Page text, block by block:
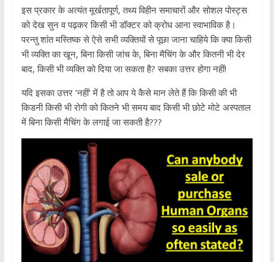
इस प्रकार के अत्यंत मूर्खतापूर्ण, तथ्य विहीन समाचारों और सोशल पोस्ट्स
को देख सुन व पढ़कर किसी भी डॉक्टर को क्रोध आना स्वाभाविक है।
परन्तु शांत मस्तिष्क से ऐसे सभी व्यक्तियों से पूछा जाना चाहिये कि क्या किसी
भी व्यक्ति का खून, बिना किसी जांच के, बिना मैचिंग के और कितनी भी देर
बाद, किसी भी व्यक्ति को दिया जा सकता है? सबका उत्तर होगा नहीं!
यदि इसका उत्तर ‘नहीं’ में है तो आप ये कैसे मान लेते हैं कि किसी की भी
किडनी किसी भी रोगी को कितने भी समय बाद किसी भी छोटे मोटे अस्पताल
में बिना किसी मैचिंग के लगाई जा सकती है???